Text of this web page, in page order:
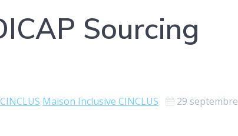
Sourcing
Maison Inclusive CINCLUS
29 septembre